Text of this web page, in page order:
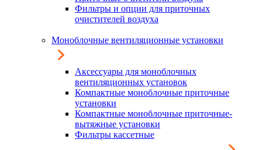
Фильтры и опции для приточных
очистителей воздуха
Моноблочные вентиляционные установки
Аксессуары для моноблочных
вентиляционных установок
Компактные моноблочные приточные
установки
Компактные моноблочные приточные-
вытяжные установки
Фильтры кассетные